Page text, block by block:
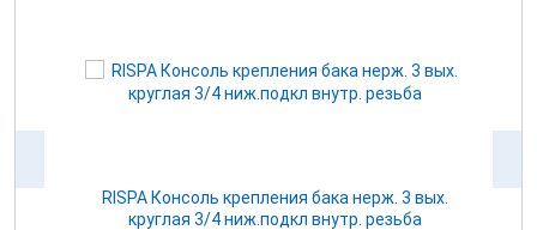
RISPA Консоль крепления бака нерж. 3 вых.
круглая 3/4 ниж.подкл внутр. резьба